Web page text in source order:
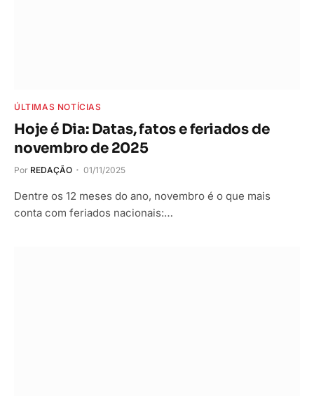
ÚLTIMAS NOTÍCIAS
Hoje é Dia: Datas, fatos e feriados de
novembro de 2025
Por REDAÇÃO 01/11/2025
Dentre os 12 meses do ano, novembro é o que mais
conta com feriados nacionais:…